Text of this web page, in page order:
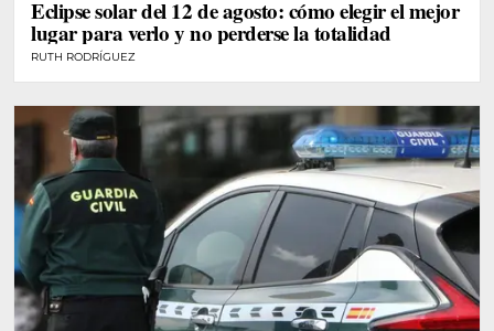
Eclipse solar del 12 de agosto: cómo elegir el mejor
lugar para verlo y no perderse la totalidad
RUTH RODRÍGUEZ